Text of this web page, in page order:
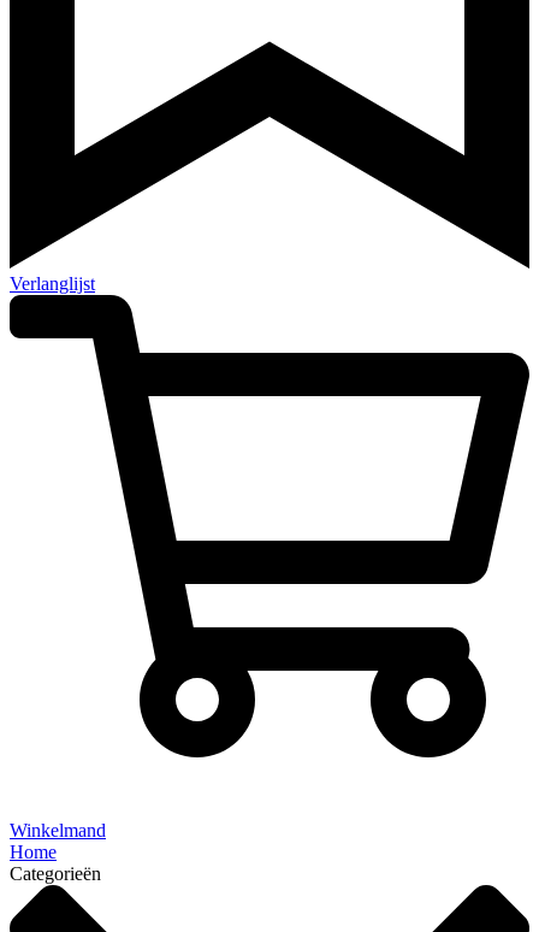
Verlanglijst
Winkelmand
Home
Categorieën